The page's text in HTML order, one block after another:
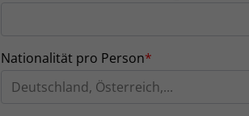
Nationalität pro Person